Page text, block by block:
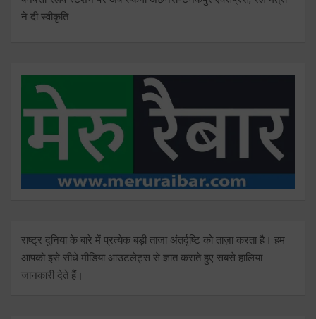
ने दी स्वीकृति
राष्ट्र दुनिया के बारे में प्रत्येक बड़ी ताजा अंतर्दृष्टि को ताज़ा करता है। हम
आपको इसे सीधे मीडिया आउटलेट्स से ज्ञात कराते हुए सबसे हालिया
जानकारी देते हैं।